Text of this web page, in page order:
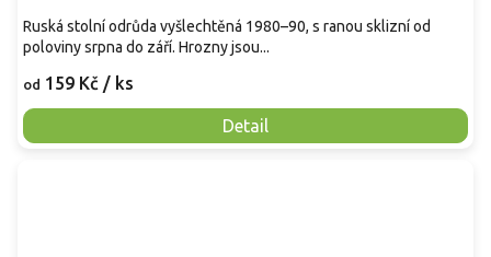
od 159 Kč / ks
Detail
Ruská stolní odrůda vyšlechtěná 1980–90, s ranou sklizní od
poloviny srpna do září. Hrozny jsou...